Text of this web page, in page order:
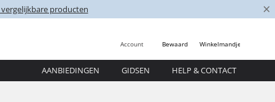
vergelijkbare producten ×
Winkelmandje
Bewaard
Account
AANBIEDINGEN GIDSEN HELP & CONTACT